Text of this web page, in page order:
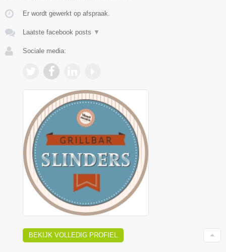
Er wordt gewerkt op afspraak.
Laatste facebook posts ▼
Sociale media:
BEKIJK VOLLEDIG PROFIEL